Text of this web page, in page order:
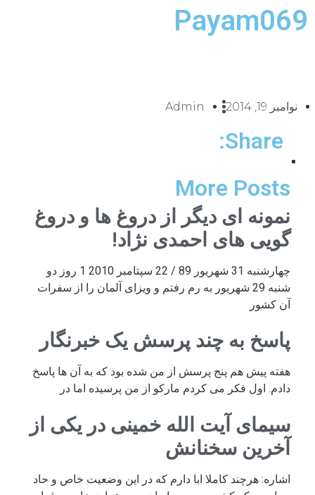
Payam069
نوامبر 19, 2014 Admin
Share:
More Posts
نمونه ای دیگر از دروغ ها و دروغ
گویی های احمدی نژاد!
چهارشنبه 31 شهریور 89 / 22 سپتامبر 2010 1 روز دو
شنبه 29 شهریور به رم رفتم و ویزای آلمان را از سفرات
آن کشور
پاسخ به چند پرسش یک خبرنگار
هفته پیش هم پنج پرسش از من شده بود که به آن ها پاسخ
دادم. اول فکر می کردم مارکو از من پرسیده اما در
سیمای آیت الله خمینی در یکی از
آخرین سخنانش
اشاره: هرچند کاملا ابا دارم که در این وضعیت خاص و حاد